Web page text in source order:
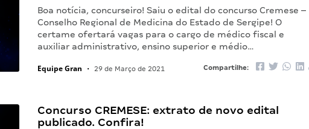
Boa notícia, concurseiro! Saiu o edital do concurso Cremese –
Conselho Regional de Medicina do Estado de Sergipe! O
certame ofertará vagas para o cargo de médico fiscal e
auxiliar administrativo, ensino superior e médio…
Equipe Gran • 29 de Março de 2021 Compartilhe:
Concurso CREMESE: extrato de novo edital
publicado. Confira!